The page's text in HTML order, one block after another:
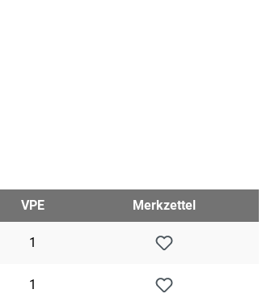
VPE Merkzettel
1
1